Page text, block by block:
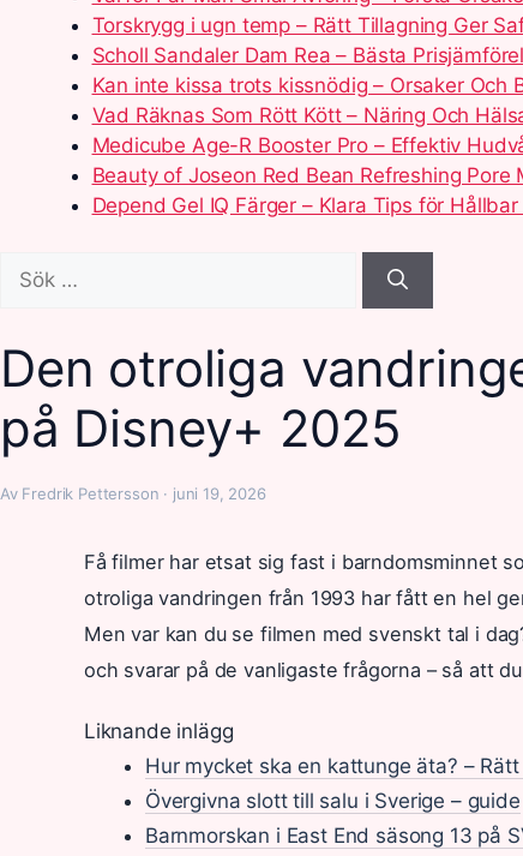
Torskrygg i ugn temp – Rätt Tillagning Ger
Scholl Sandaler Dam Rea – Bästa
Kan inte kissa trots kissnödig – Orsaker Och
Vad Räknas Som Rött Kött – Näring Och
Medicube Age-R Booster Pro – Effektiv
Beauty of Joseon Red Bean Refreshing Pore
Depend Gel IQ Färger – Klara Tips för
efter:
Den otroliga
på Disney+ 2025
Av Fredrik Pettersson · juni 19, 2026
Få filmer har etsat sig fast i barndomsminnet
otroliga vandringen från 1993 har fått en hel
Men var kan du se filmen med svenskt tal i
och svarar på de vanligaste frågorna – så att
Liknande inlägg
Hur mycket ska en kattunge äta? –
Övergivna slott till salu i Sverige – guide
Barnmorskan i East End säsong 13 på